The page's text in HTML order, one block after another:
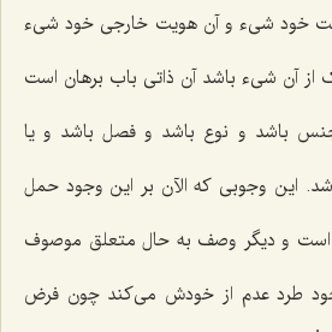
خود شیء و آن هویت خارجی خود شیء
آن شیء باشد آن ذاتی باب برهان است
باشد و نوع باشد و فصل باشد و یا
این وجوبی که الآن بر این وجود حمل
است و دیگر وصف به حال متعلق موصوف
طرد عدم از خودش می‌کند چون فرض